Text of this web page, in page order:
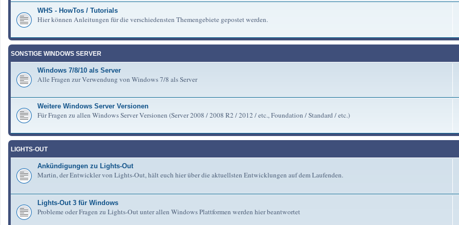
WHS - HowTos / Tutorials
Hier können Anleitungen für die verschiedensten Themengebiete gepostet werden.
SONSTIGE WINDOWS SERVER
Windows 7/8/10 als Server
Alle Fragen zur Verwendung von Windows 7/8 als Server
Weitere Windows Server Versionen
Für Fragen zu allen Windows Server Versionen (Server 2008 / 2008 R2 / 2012 / etc., Foundation / Standard / etc.)
LIGHTS-OUT
Ankündigungen zu Lights-Out
Martin, der Entwickler von Lights-Out, hält euch hier über die aktuellsten Entwicklungen auf dem Laufenden.
Lights-Out 3 für Windows
Probleme oder Fragen zu Lights-Out unter allen Windows Plattformen werden hier beantwortet